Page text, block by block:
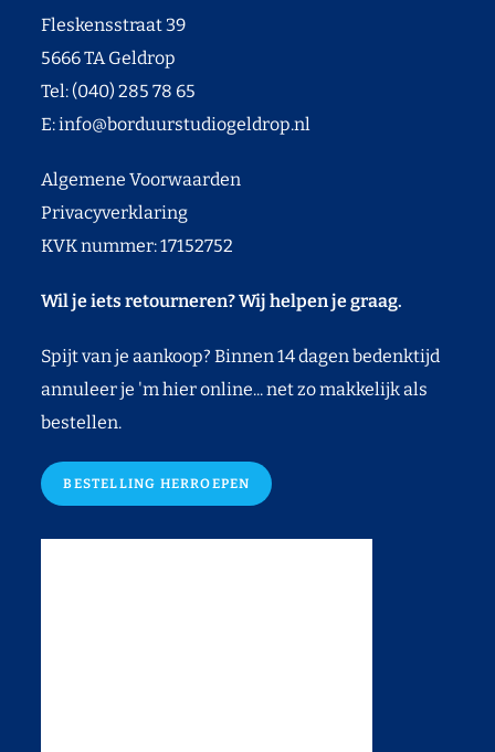
Fleskensstraat 39
5666 TA Geldrop
Tel: (040) 285 78 65
E:info@borduurstudiogeldrop.nl
Algemene Voorwaarden
Privacyverklaring
KVK nummer: 17152752
Wil je iets retourneren? Wij helpen je graag.
Spijt van je aankoop? Binnen 14 dagen bedenktijd
annuleer je 'm hier online... net zo makkelijk als
bestellen.
BESTELLING HERROEPEN